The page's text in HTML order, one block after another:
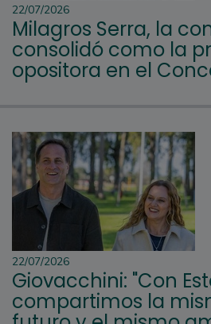
22/07/2026
Milagros Serra, la
consolidó como la
opositora en el
22/07/2026
Giovacchini: "Con
compartimos la